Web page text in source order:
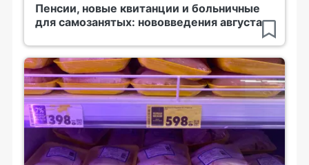
Пенсии, новые квитанции и больничные
для самозанятых: нововведения августа